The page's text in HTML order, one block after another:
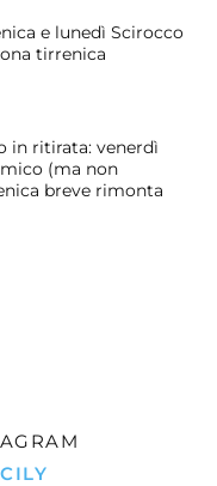
e lunedì Scirocco
tirrenica
in ritirata: venerdì
(ma non
breve rimonta